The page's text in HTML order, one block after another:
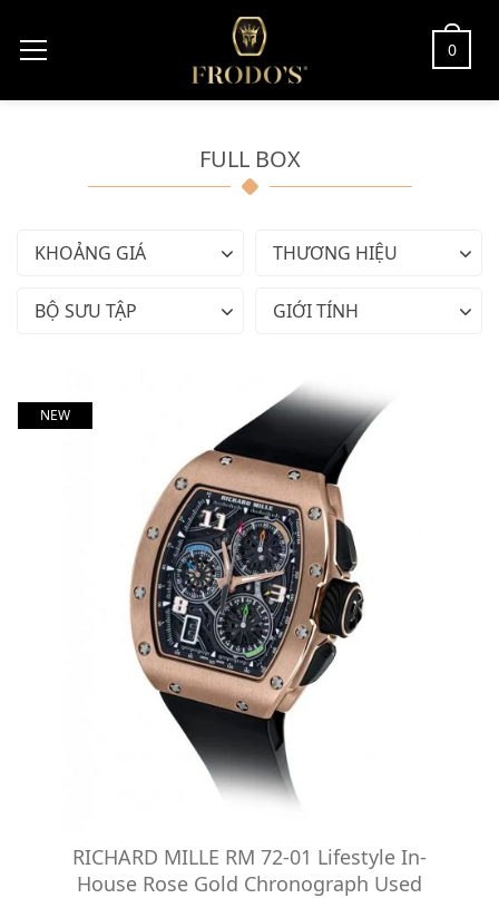
0
FULL BOX
KHOẢNG GIÁ THƯƠNG HIỆU
BỘ SƯU TẬP GIỚI TÍNH
NEW
RICHARD MILLE RM 72-01 Lifestyle In-
House Rose Gold Chronograph Used